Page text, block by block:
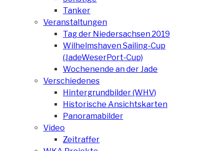
Tanker
Veranstaltungen
Tag der Niedersachsen 2019
Wilhelmshaven Sailing-Cup
(JadeWeserPort-Cup)
Wochenende an der Jade
Verschiedenes
Hintergrundbilder (WHV)
Historische Ansichtskarten
Panoramabilder
Video
Zeitraffer